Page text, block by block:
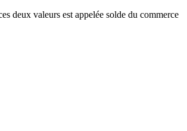
deux valeurs est appelée solde du commerce